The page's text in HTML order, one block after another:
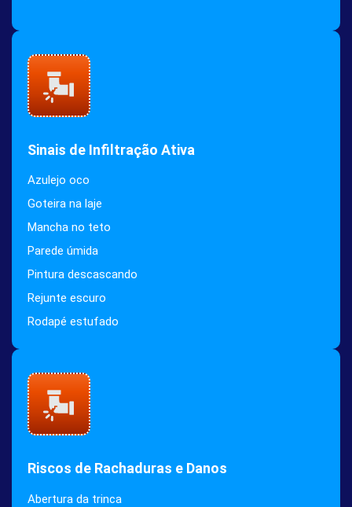
Sinais de Infiltração Ativa
Azulejo oco
Goteira na laje
Mancha no teto
Parede úmida
Pintura descascando
Rejunte escuro
Rodapé estufado
Riscos de Rachaduras e Danos
Abertura da trinca